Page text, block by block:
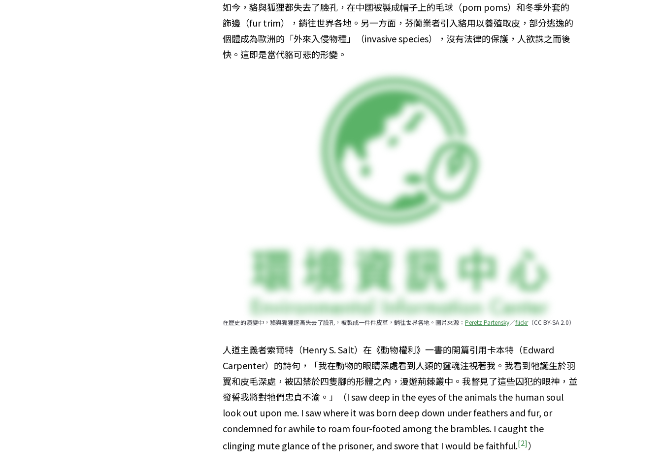
如今，貉與狐狸都失去了臉孔，在中國被製成帽子上的毛球（pom poms）和冬季外套的
飾邊（fur trim），銷往世界各地。另一方面，芬蘭業者引入貉用以養殖取皮，部分逃逸的
個體成為歐洲的「外來入侵物種」（invasive species），沒有法律的保護，人欲誅之而後
快。這即是當代貉可悲的形變。
在歷史的演變中，貉與狐狸逐漸失去了臉孔，被製成一件件皮草，銷往世界各地。圖片來源： Peretz Partensky／flickr（CC BY-SA 2.0）
人道主義者索爾特（Henry S. Salt）在《動物權利》一書的開篇引用卡本特（Edward
Carpenter）的詩句，「我在動物的眼睛深處看到人類的靈魂注視著我。我看到牠誕生於羽
翼和皮毛深處，被囚禁於四隻腳的形體之內，漫遊荊棘叢中。我瞥見了這些囚犯的眼神，並
發誓我將對牠們忠貞不渝。」（I saw deep in the eyes of the animals the human soul
look out upon me. I saw where it was born deep down under feathers and fur, or
condemned for awhile to roam four-footed among the brambles. I caught the
clinging mute glance of the prisoner, and swore that I would be faithful.[2]）